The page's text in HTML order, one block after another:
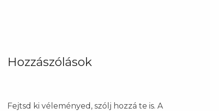
Hozzászólások
Fejtsd ki véleményed, szólj hozzá te is. A